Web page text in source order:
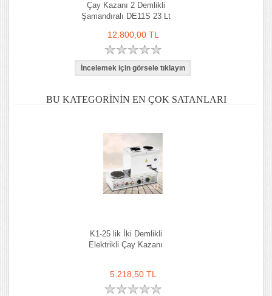
Çay Kazanı 2 Demlikli
Şamandıralı DE11S 23 Lt
12.800,00 TL
BU KATEGORININ EN ÇOK SATANLARI
K1-25 lik İki Demlikli
Elektrikli Çay Kazanı
5.218,50 TL